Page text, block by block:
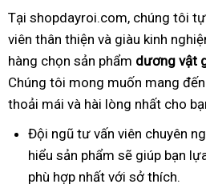
Tại shopdayroi.com, chúng tôi
viên thân thiện và giàu kinh
hàng chọn sản phẩm dương vật
Chúng tôi mong muốn mang
thoải mái và hài lòng nhất cho
Đội ngũ tư vấn viên chuyên
hiểu sản phẩm sẽ giúp bạn
phù hợp nhất với sở thích.